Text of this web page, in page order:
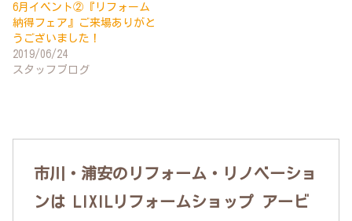
6月イベント②『リフォーム
納得フェア』ご来場ありがと
うございました！
2019/06/24
スタッフブログ
市川・浦安のリフォーム・リノベーショ
ンは LIXILリフォームショップ アービ